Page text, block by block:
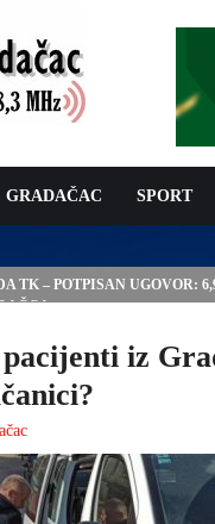
GRADAČAC SPORT
TK – POTPISAN UGOVOR:
iz